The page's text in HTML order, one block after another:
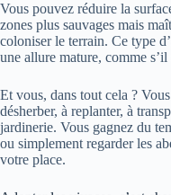
Vous pouvez réduire la
zones plus sauvages mais
coloniser le terrain. Ce type
une allure mature, comme
Et vous, dans tout cela ?
désherber, à replanter, à
jardinerie. Vous gagnez du
ou simplement regarder les
votre place.